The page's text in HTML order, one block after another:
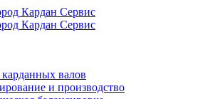
валов
и производство